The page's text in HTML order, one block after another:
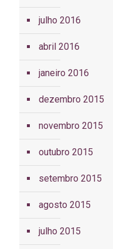
julho 2016
abril 2016
janeiro 2016
dezembro 2015
novembro 2015
outubro 2015
setembro 2015
agosto 2015
julho 2015